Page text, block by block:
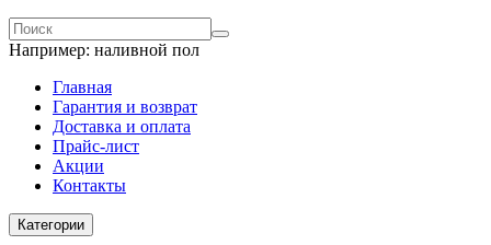
Например: наливной пол
Главная
Гарантия и возврат
Доставка и оплата
Прайс-лист
Акции
Контакты
Категории